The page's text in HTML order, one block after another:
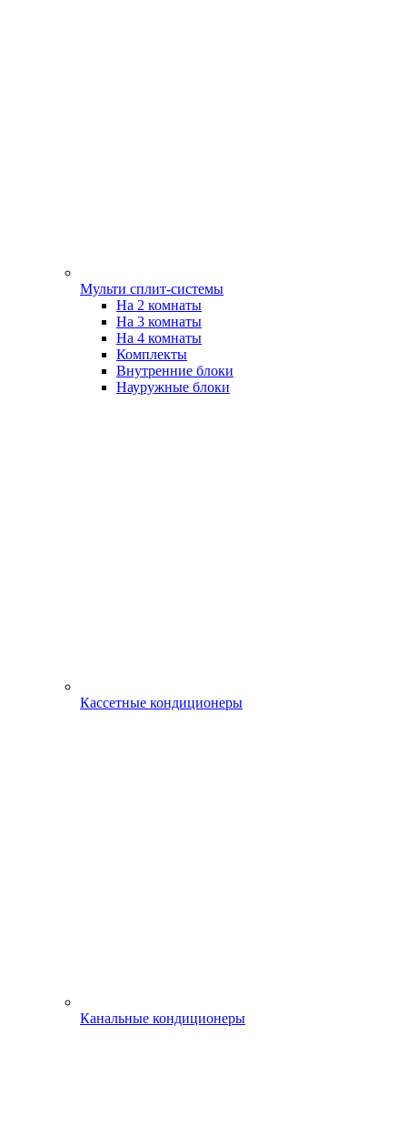
Мульти сплит-системы
На 2 комнаты
На 3 комнаты
На 4 комнаты
Комплекты
Внутренние блоки
Науружные блоки
Кассетные кондиционеры
Канальные кондиционеры